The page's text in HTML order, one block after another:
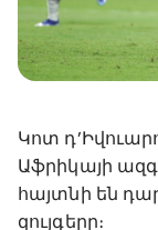
Կոտ
Աֆրիկայի
հայտնի են
զույգերը։